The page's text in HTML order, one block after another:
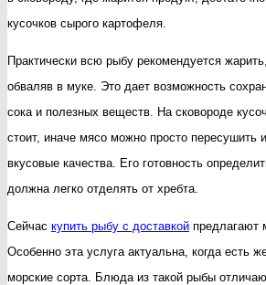
кусочков сырого картофеля.
Практически всю рыбу рекомендуется
обваляв в муке. Это дает возможность
сока и полезных веществ. На сковороде
стоит, иначе мясо можно просто пересушить
вкусовые качества. Его готовность
должна легко отделять от хребта.
Сейчас купить рыбу с доставкой предлагают
Особенно эта услуга актуальна, когда есть
морские сорта. Блюда из такой рыбы